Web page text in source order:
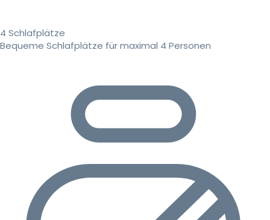
4 Schlafplätze
Bequeme Schlafplätze für maximal 4 Personen